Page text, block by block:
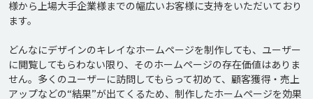
様から上場大手企業様までの幅広いお客様に支持をいただいており
ます。
どんなにデザインのキレイなホームページを制作しても、ユーザー
に閲覧してもらわない限り、そのホームページの存在価値はありま
せん。多くのユーザーに訪問してもらって初めて、顧客獲得・売上
アップなどの“結果”が出てくるため、制作したホームページを効果